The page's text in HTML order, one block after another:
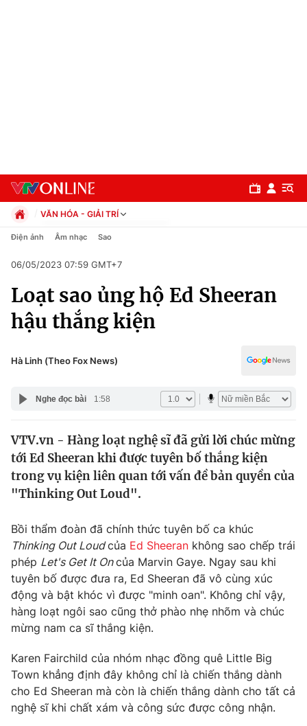
Chuyên mục
Chính trị
Pháp luật
Thế giới
Tin tức
Thế giới đó đây
Câu chuyện quốc tế
Tài chính
Thị trường
Góc doanh nghiệp
Dữ liệu và đời sống
Truyền hình
Phim VTV
Nhân vật
Khán giả
Giải trí
Điện ảnh
Âm nhạc
Sao
Đời sống
Du lịch
Giáo dục
VĂN HÓA - GIẢI TRÍ
Chính trị
Pháp luật
Kinh tế
Thể thao
Truyền hình
Y tế
Công nghệ
Điện ảnh Âm nhạc Sao
06/05/2023 07:59 GMT+7
Loạt sao ủng hộ Ed Sheeran
hậu thắng kiện
Hà Linh (Theo Fox News)
Nghe đọc bài 1:58
VTV.vn - Hàng loạt nghệ sĩ đã gửi lời chúc mừng
tới Ed Sheeran khi được tuyên bố thắng kiện
trong vụ kiện liên quan tới vấn đề bản quyền của
"Thinking Out Loud".
Bồi thẩm đoàn đã chính thức tuyên bố ca khúc
Thinking Out Loudcủa Ed Sheeran không sao chếp trái
phép Let's Get It Oncủa Marvin Gaye. Ngay sau khi
tuyên bố được đưa ra, Ed Sheeran đã vô cùng xúc
động và bật khóc vì được "minh oan". Không chỉ vậy,
hàng loạt ngôi sao cũng thở phào nhẹ nhõm và chúc
mừng nam ca sĩ thắng kiện.
Karen Fairchild của nhóm nhạc đồng quê Little Big
Town khẳng định đây không chỉ là chiến thắng dành
cho Ed Sheeran mà còn là chiến thắng dành cho tất cả
nghệ sĩ khi chất xám và công sức được công nhận.